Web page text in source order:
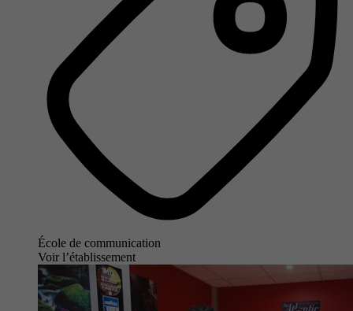
École de communication
Voir l’établissement